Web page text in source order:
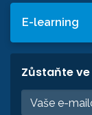
E-learning
Zůstaňte